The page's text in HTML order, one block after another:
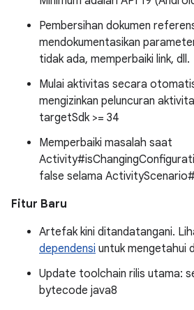
Pembersihan dokumen
mendokumentasikan
tidak ada, memperbaiki link, dll.
Mulai aktivitas secara
mengizinkan peluncuran
targetSdk >= 34
Memperbaiki masalah saat
false selama
Fitur Baru
Artefak kini ditandatangani.
dependensi untuk mengetahui
Update toolchain rilis utama:
bytecode java8